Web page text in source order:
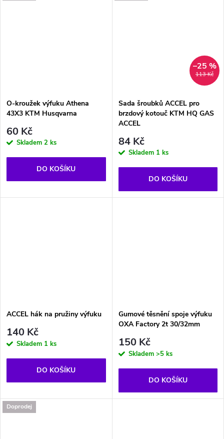
O-kroužek výfuku Athena
43X3 KTM Husqvarna
60 Kč
Skladem 2 ks
DO KOŠÍKU
113 Kč
–25 %
Sada šroubků ACCEL pro
brzdový kotouč KTM HQ GAS
ACCEL
84 Kč
Skladem 1 ks
DO KOŠÍKU
ACCEL hák na pružiny výfuku
140 Kč
Skladem 1 ks
DO KOŠÍKU
Gumové těsnění spoje výfuku
OXA Factory 2t 30/32mm
150 Kč
Skladem >5 ks
DO KOŠÍKU
Doprodej